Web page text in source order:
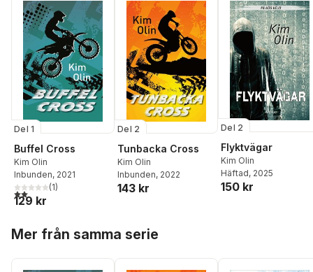
Del 1
Buffel Cross
Kim Olin
Inbunden, 2021
2,0utav 5 stjärnor. Totalt antal röster:
(1)
129 kr
Del 2
Tunbacka Cross
Kim Olin
Inbunden, 2022
143 kr
Del 2
Flyktvägar
Kim Olin
Häftad, 2025
150 kr
Mer från samma serie